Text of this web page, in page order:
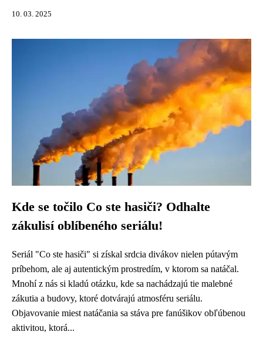
10. 03. 2025
Kde se točilo Co ste hasiči? Odhalte
zákulisí oblíbeného seriálu!
Seriál "Co ste hasiči" si získal srdcia divákov nielen pútavým
príbehom, ale aj autentickým prostredím, v ktorom sa natáčal.
Mnohí z nás si kladú otázku, kde sa nachádzajú tie malebné
zákutia a budovy, ktoré dotvárajú atmosféru seriálu.
Objavovanie miest natáčania sa stáva pre fanúšikov obľúbenou
aktivitou, ktorá...